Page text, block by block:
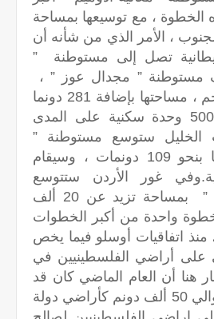
الخطوة ، مع توسيعها بمساحة
الجنوب ، الأمر الذي من شأنه أن
تصل إلى مستوطنة ”
مستوطنة ” مجدال عوز ” ،
بين الخليل وبيت لحم ، مساحتها بإضافة 281 دونما
، حيث سيتم بناء 500 وحدة سكنية على المدى
الخليل ستوسع مستوطنة ”
سوسيا ” مساحتها بنحو 109 دونمات ، وسيقام
غور الأردن ستتوسع
مستوطنة ” يفيت ” بمساحة تزيد عن 20 ألف
واحدة من أكبر الخطوات
منذ اتفاقيات أوسلو فيما يخص
على أراضي الفلسطينيين في
هنا أن العام الماضي كان قد
شهد الإعلان عن حوالي 50 ألف دونم كأراضي دولة